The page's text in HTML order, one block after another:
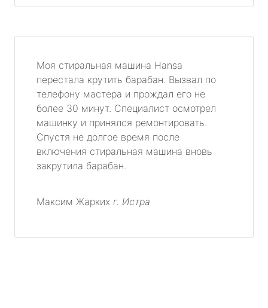
Моя стиральная машина Hansa
перестала крутить барабан. Вызвал по
телефону мастера и прождал его не
более 30 минут. Специалист осмотрел
машинку и принялся ремонтировать.
Спустя не долгое время после
включения стиральная машина вновь
закрутила барабан.
Максим Жарких г. Истра